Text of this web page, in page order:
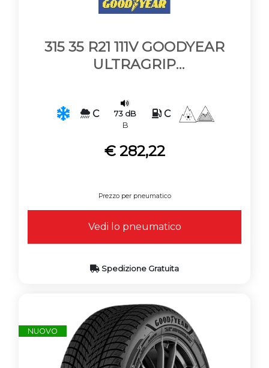
315 35 R21 111V GOODYEAR
ULTRAGRIP
C
73 dB
B
C
€ 282,22
Prezzo per pneumatico
Vedi lo pneumatico
Spedizione Gratuita
NUOVO